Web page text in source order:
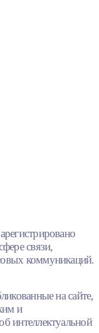
связи,
коммуникаций.
на сайте,
и
интеллектуальной